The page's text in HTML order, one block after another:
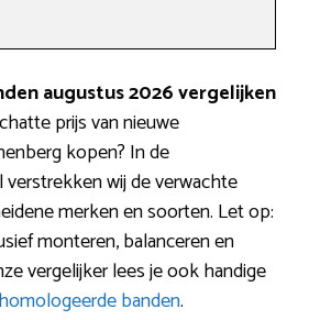
augustus 2026 vergelijken
prijs van nieuwe
kopen? In de
wij de verwachte
merken en soorten. Let op:
monteren, balanceren en
vergelijker lees je ook handige
banden.